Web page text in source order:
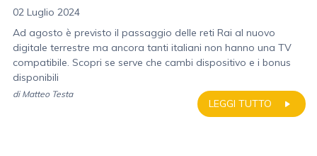
02 Luglio 2024
Ad agosto è previsto il passaggio delle reti Rai al nuovo
digitale terrestre ma ancora tanti italiani non hanno una TV
compatibile. Scopri se serve che cambi dispositivo e i bonus
disponibili
LEGGI TUTTO
di Matteo Testa